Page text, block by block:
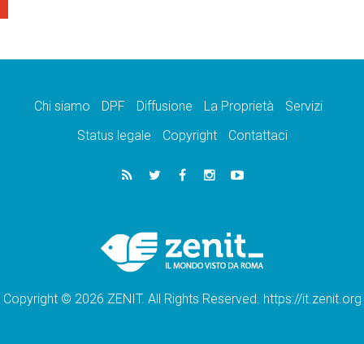
Chi siamo DPF Diffusione La Proprietà
Servizi
Status legale
Copyright Contattaci
Copyright © 2026 ZENIT. All Rights Reserved. https://it.zenit.org